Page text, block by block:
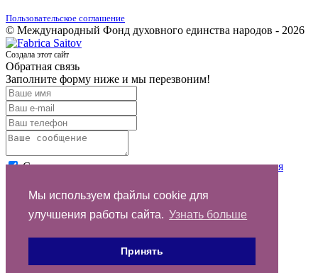
Мы используем файлы cookie для
улучшения работы сайта. Узнать больше
Принять
Пользовательское соглашение
© Международный Фонд духовного единства народов - 2026
Создала этот сайт
Обратная связь
Заполните форму ниже и мы перезвоним!
Согласен с условиямипользовательского соглашения
Спасибо за обращение